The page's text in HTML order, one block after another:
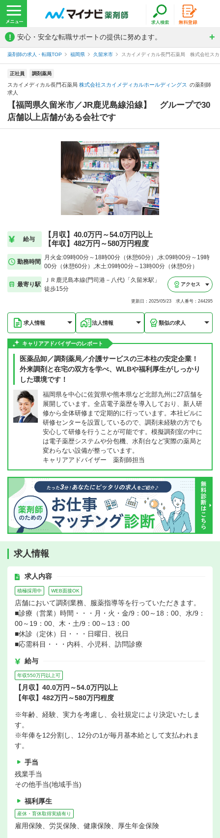
! 安心・安全な転職サポートの提供に努めます。
薬剤師の求人・転職TOP 福岡県 久留米市 スカイメディカル長門石薬局 株式会社ス
正社員 調剤薬局
スカイメディカル長門石薬局 株式会社スカイメディカルホールディングス の薬剤師
求人
【福岡県久留米市／JR鹿児島線沿線】 グループで30
店舗以上店舗がある会社です
給与
【月収】40.0万円～54.0万円以上
【年収】482万円～580万円程度
勤務時間
月火金:09時00分～18時00分（休憩60分）,水:09時00分～19時
00分（休憩60分）,木土:09時00分～13時00分（休憩0分）
最寄り駅
ＪＲ鹿児島本線(門司港－八代)「久留米駅」
徒歩15分
アクセス
更新日：2025/05/23 求人番号：244295
求人情報 法人情報 類似の求人
キャリアアドバイザーのレポート
医薬品卸／調剤薬局／介護サービスの三本柱の安定企業！
外来調剤と在宅の双方を学べ、WLBや福利厚生がしっかり
した環境です！
福岡県を中心に佐賀県や熊本県など北部九州に27店舗を
展開しています。全店電子薬歴を導入しており、新人研
修から全体研修まで定期的に行っています。本社ビルに
研修センターを設置しているので、調剤未経験の方でも
安心して研修を行うことが可能です。模擬調剤室の中に
は電子薬歴システムや分包機、水剤台など実際の薬局と
変わらない設備が整っています。
キャリアアドバイザー 薬剤師担当
求人情報
求人内容
積極採用中 WEB面接OK
店舗において調剤業務、服薬指導等を行っていただきます。
■診療（営業）時間・・・月・火・金/9：00～18：00、水/9：
00～19：00、木・土/9：00～13：00
■休診（定休）日・・・日曜日、祝日
■応需科目・・・内科、小児科、訪問診療
給与
年収550万円以上可
【月収】40.0万円～54.0万円以上
【年収】482万円～580万円程度
※年齢、経験、実力を考慮し、会社規定により決定いたしま
す。
※年俸を12分割し、12分の1が毎月基本給として支払われま
す。
手当
残業手当
その他手当(地域手当)
福利厚生
産休・育休取得実績有り
雇用保険、労災保険、健康保険、厚生年金保険